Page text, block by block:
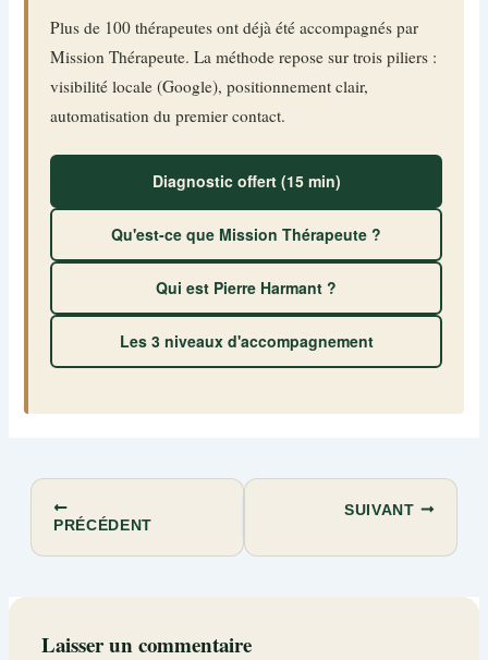
Plus de 100 thérapeutes ont déjà été accompagnés par
Mission Thérapeute. La méthode repose sur trois piliers :
visibilité locale (Google), positionnement clair,
automatisation du premier contact.
Diagnostic offert (15 min)
Qu'est-ce que Mission Thérapeute ?
Qui est Pierre Harmant ?
Les 3 niveaux d'accompagnement
PRÉCÉDENT
SUIVANT
Laisser un commentaire